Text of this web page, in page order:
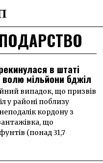
в штаті
мільйони бджіл
випадок, що призвів
у районі поблизу
кордону з
що
(понад 31,7